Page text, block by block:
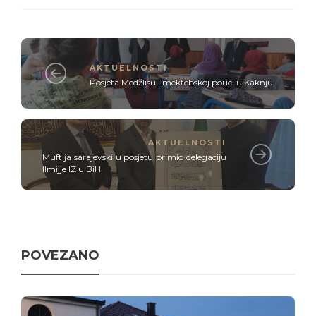
AKTUELNOSTI
Posjeta Medžlisu i mektebskoj pouci u Kaknju
AKTUELNOSTI
Muftija sarajevski u posjetu primio delegaciju
Ilmijje IZ u BiH
POVEZANO